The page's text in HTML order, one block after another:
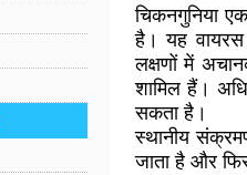
चिकनगुनिया
है। यह
लक्षणों में
शामिल हैं।
सकता है।
स्थानीय
जाता है और